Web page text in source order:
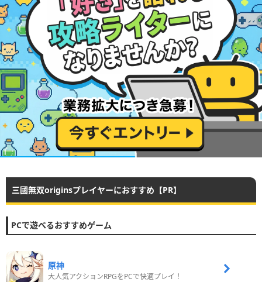
三國無双originsプレイヤーにおすすめ【PR】
PCで遊べるおすすめゲーム
原神
大人気アクションRPGをPCで快適プレイ！